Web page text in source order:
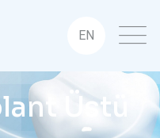
EN
Üstü